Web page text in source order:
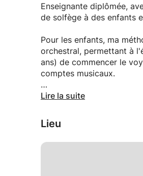
Enseignante diplômée, avec 30 ans d'expérience professionnelle done des cours de violon, de piano et
de solfège à des enfants
Pour les enfants, ma
orchestral, permettant à l'élève,
ans) de commencer le
comptes musicaux.
Les adultes peuvent avec
Lire la suite
Lieu